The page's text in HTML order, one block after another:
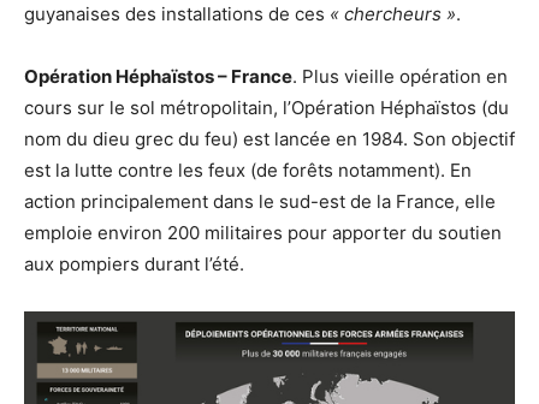
guyanaises des installations de ces « chercheurs ».
Opération Héphaïstos – France. Plus vieille opération en
cours sur le sol métropolitain, l’Opération Héphaïstos (du
nom du dieu grec du feu) est lancée en 1984. Son objectif
est la lutte contre les feux (de forêts notamment). En
action principalement dans le sud-est de la France, elle
emploie environ 200 militaires pour apporter du soutien
aux pompiers durant l’été.